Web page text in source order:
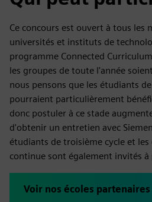
Ce concours est ouvert à tous les
universités et instituts de
programme Connected
les groupes de toute l'année
nous pensons que les étudiants
pourraient particulièrement
donc postuler à ce stade
d'obtenir un entretien avec
étudiants de troisième cycle et
continue sont également invités à
Voir nos écoles partenaires